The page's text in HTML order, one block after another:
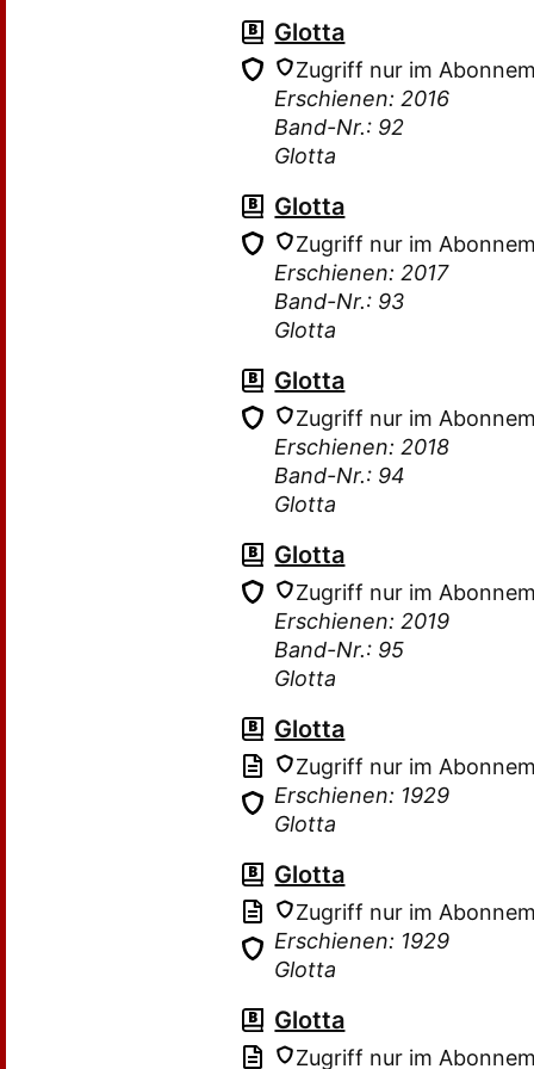
Glotta
Zugriff nur im
Erschienen: 2016
Band-Nr.: 92
Glotta
Glotta
Zugriff nur im
Erschienen: 2017
Band-Nr.: 93
Glotta
Glotta
Zugriff nur im
Erschienen: 2018
Band-Nr.: 94
Glotta
Glotta
Zugriff nur im
Erschienen: 2019
Band-Nr.: 95
Glotta
Glotta
Zugriff nur im
Erschienen: 1929
Glotta
Glotta
Zugriff nur im
Erschienen: 1929
Glotta
Glotta
Zugriff nur im